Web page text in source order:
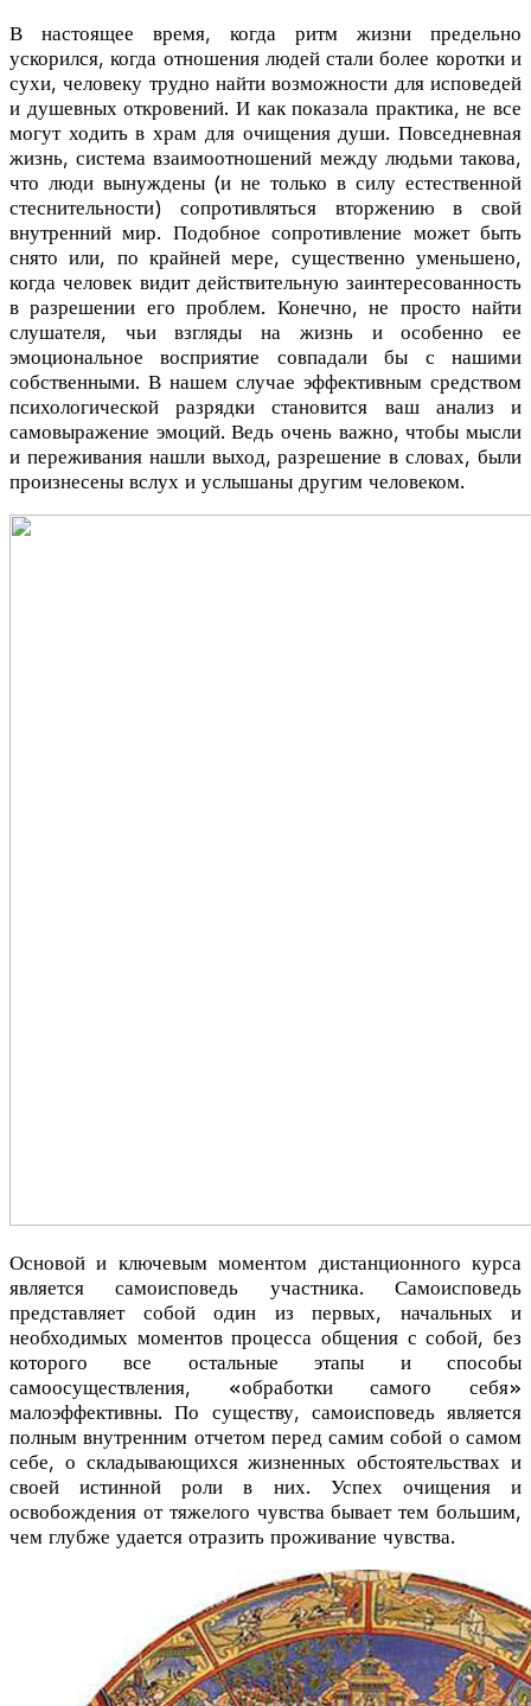
В настоящее время, когда ритм жизни предельно
ускорился, когда отношения людей стали более коротки и
сухи, человеку трудно найти возможности для исповедей
и душевных откровений. И как показала практика, не все
могут ходить в храм для очищения души. Повседневная
жизнь, система взаимоотношений между людьми такова,
что люди вынуждены (и не только в силу естественной
стеснительности) сопротивляться вторжению в свой
внутренний мир. Подобное сопротивление может быть
снято или, по крайней мере, существенно уменьшено,
когда человек видит действительную заинтересованность
в разрешении его проблем. Конечно, не просто найти
слушателя, чьи взгляды на жизнь и особенно ее
эмоциональное восприятие совпадали бы с нашими
собственными. В нашем случае эффективным средством
психологической разрядки становится ваш анализ и
самовыражение эмоций. Ведь очень важно, чтобы мысли
и переживания нашли выход, разрешение в словах, были
произнесены вслух и услышаны другим человеком.
Основой и ключевым моментом дистанционного курса
является самоисповедь участника. Самоисповедь
представляет собой один из первых, начальных и
необходимых моментов процесса общения с собой, без
которого все остальные этапы и способы
самоосуществления, «обработки самого себя»
малоэффективны. По существу, самоисповедь является
полным внутренним отчетом перед самим собой о самом
себе, о складывающихся жизненных обстоятельствах и
своей истинной роли в них. Успех очищения и
освобождения от тяжелого чувства бывает тем большим,
чем глубже удается отразить проживание чувства.